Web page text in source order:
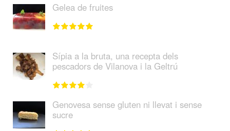
Gelea de fruites
Sípia a la bruta, una recepta dels
pescadors de Vilanova i la Geltrú
Genovesa sense gluten ni llevat i sense
sucre